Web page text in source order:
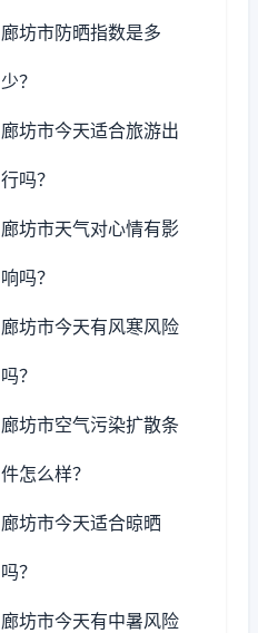
廊坊市防晒指数是多
少？
廊坊市今天适合旅游出
行吗？
廊坊市天气对心情有影
响吗？
廊坊市今天有风寒风险
吗？
廊坊市空气污染扩散条
件怎么样？
廊坊市今天适合晾晒
吗？
廊坊市今天有中暑风险